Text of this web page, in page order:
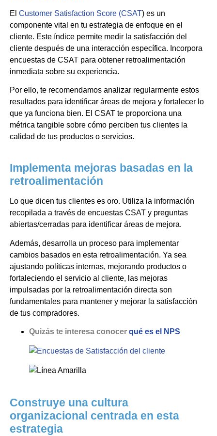
El Customer Satisfaction Score (CSAT) es un
componente vital en tu estrategia de enfoque en el
cliente. Este índice permite medir la satisfacción del
cliente después de una interacción específica. Incorpora
encuestas de CSAT para obtener retroalimentación
inmediata sobre su experiencia.
Por ello, te recomendamos analizar regularmente estos
resultados para identificar áreas de mejora y fortalecer lo
que ya funciona bien. El CSAT te proporciona una
métrica tangible sobre cómo perciben tus clientes la
calidad de tus productos o servicios.
Implementa mejoras basadas en la
retroalimentación
Lo que dicen tus clientes es oro. Utiliza la información
recopilada a través de encuestas CSAT y preguntas
abiertas/cerradas para identificar áreas de mejora.
Además, desarrolla un proceso para implementar
cambios basados en esta retroalimentación. Ya sea
ajustando políticas internas, mejorando productos o
fortaleciendo el servicio al cliente, las mejoras
impulsadas por la retroalimentación directa son
fundamentales para mantener y mejorar la satisfacción
de tus compradores.
Quizás te interesa conocer qué es el NPS
Construye una cultura
organizacional centrada en esta
estrategia